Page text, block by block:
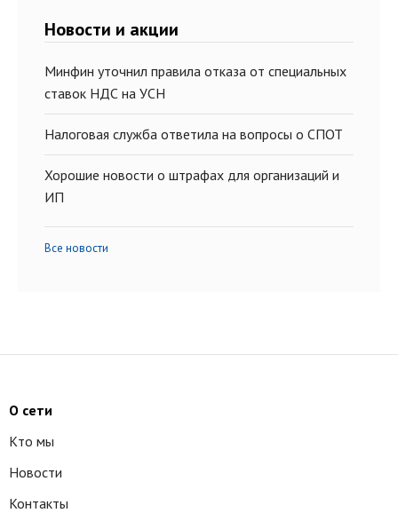
Новости и акции
Минфин уточнил правила отказа от специальных
ставок НДС на УСН
Налоговая служба ответила на вопросы о СПОТ
Хорошие новости о штрафах для организаций и
ИП
Все новости
О сети
Кто мы
Новости
Контакты